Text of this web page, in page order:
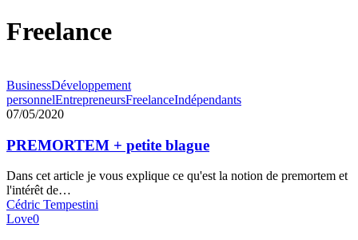
Freelance
BusinessDéveloppement
personnelEntrepreneursFreelanceIndépendants
07/05/2020
PREMORTEM + petite blague
Dans cet article je vous explique ce qu'est la notion de premortem et
l'intérêt de…
Cédric Tempestini
Love0